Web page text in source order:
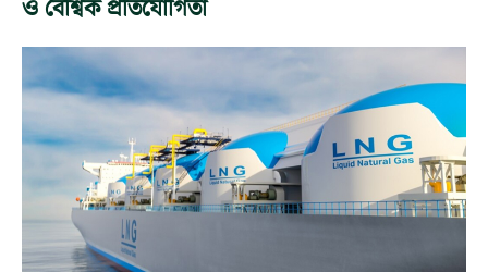
ও বৈশ্বিক প্রতিযোগিতা